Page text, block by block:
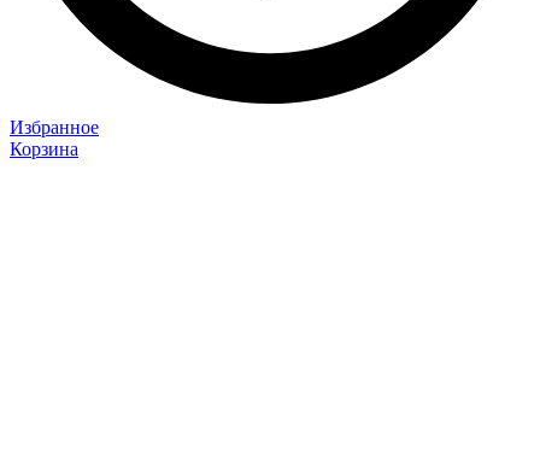
Избранное
Корзина